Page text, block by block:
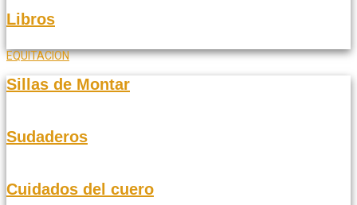
Libros
EQUITACION
Sillas de Montar
Sudaderos
Cuidados del cuero